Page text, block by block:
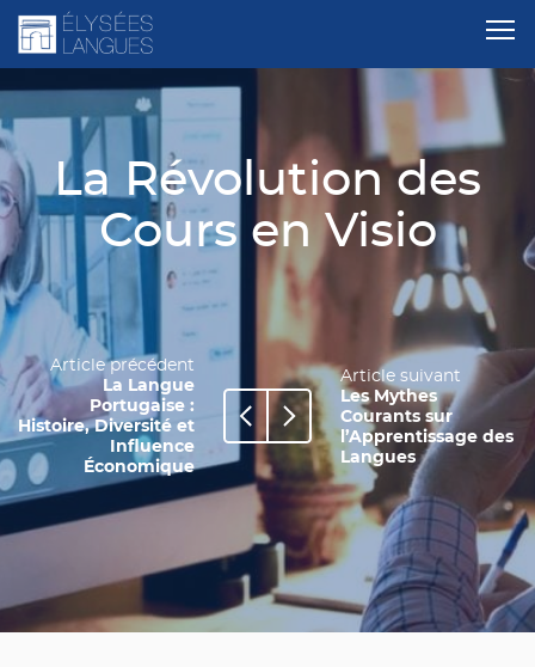
La Révolution des
Cours en Visio
Article précédent
La Langue
Portugaise :
Histoire, Diversité et
Influence
Économique
Article suivant
Les Mythes
Courants sur
l’Apprentissage des
Langues